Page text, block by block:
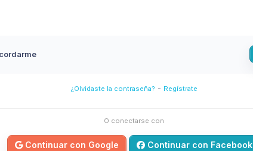
¿Olvidaste la contraseña? - Regístrate
O conectarse con
Continuar con Google Continuar con Facebook